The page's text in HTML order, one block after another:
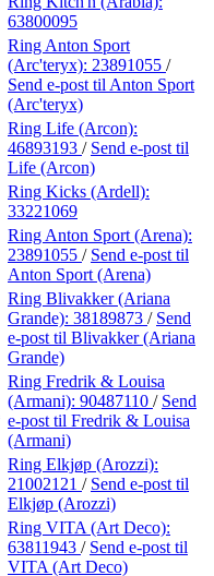
63800095
Ring Anton Sport
(Arc'teryx): 23891055 /
Send e-post til Anton Sport
(Arc'teryx)
Ring Life (Arcon):
46893193 / Send e-post til
Life (Arcon)
Ring Kicks (Ardell):
33221069
Ring Anton Sport (Arena):
23891055 / Send e-post til
Anton Sport (Arena)
Ring Blivakker (Ariana
Grande): 38189873 / Send
e-post til Blivakker (Ariana
Grande)
Ring Fredrik & Louisa
(Armani): 90487110 / Send
e-post til Fredrik & Louisa
(Armani)
Ring Elkjøp (Arozzi):
21002121 / Send e-post til
Elkjøp (Arozzi)
Ring VITA (Art Deco):
63811943 / Send e-post til
VITA (Art Deco)